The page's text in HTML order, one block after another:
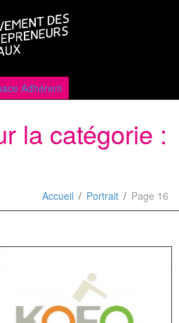
Adhérent
la catégorie :
Accueil Portrait Page 16